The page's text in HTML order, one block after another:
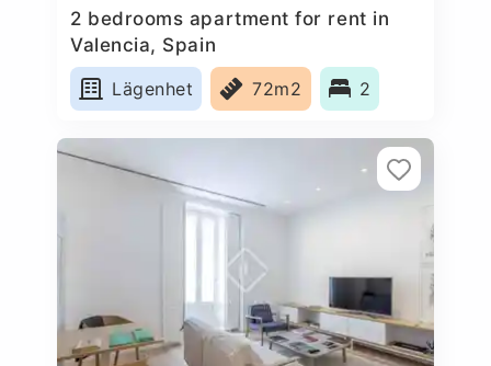
2 bedrooms apartment for rent in
Valencia, Spain
Lägenhet
72m2 2